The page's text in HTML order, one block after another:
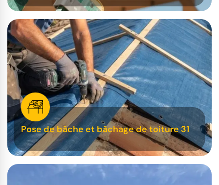
Pose de bâche et bâchage de toiture 31